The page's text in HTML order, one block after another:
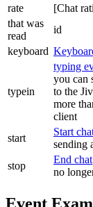
rate
[Chat
that was
read
id
keyboard
typein
typing
you can
to the
more
client
start
Start
sending
stop
End chat
no